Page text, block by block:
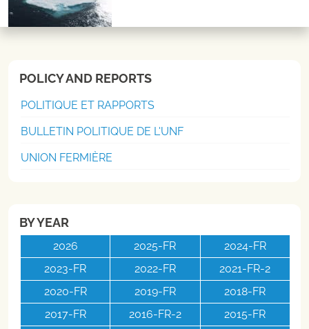
POLICY AND REPORTS
POLITIQUE ET RAPPORTS
BULLETIN POLITIQUE DE L'UNF
UNION FERMIÈRE
BY YEAR
2026 2025-FR
2024-FR
2023-FR
2022-FR
2021-FR-2
2020-FR
2019-FR
2018-FR
2017-FR
2016-FR-2
2015-FR